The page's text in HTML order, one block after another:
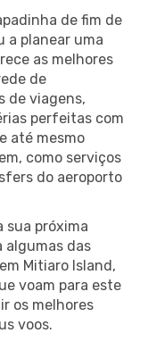
de fim de
a planear uma
as melhores
de
de viagens,
perfeitas com
até mesmo
como serviços
do aeroporto
sua próxima
algumas das
Mitiaro Island,
voam para este
os melhores
voos.